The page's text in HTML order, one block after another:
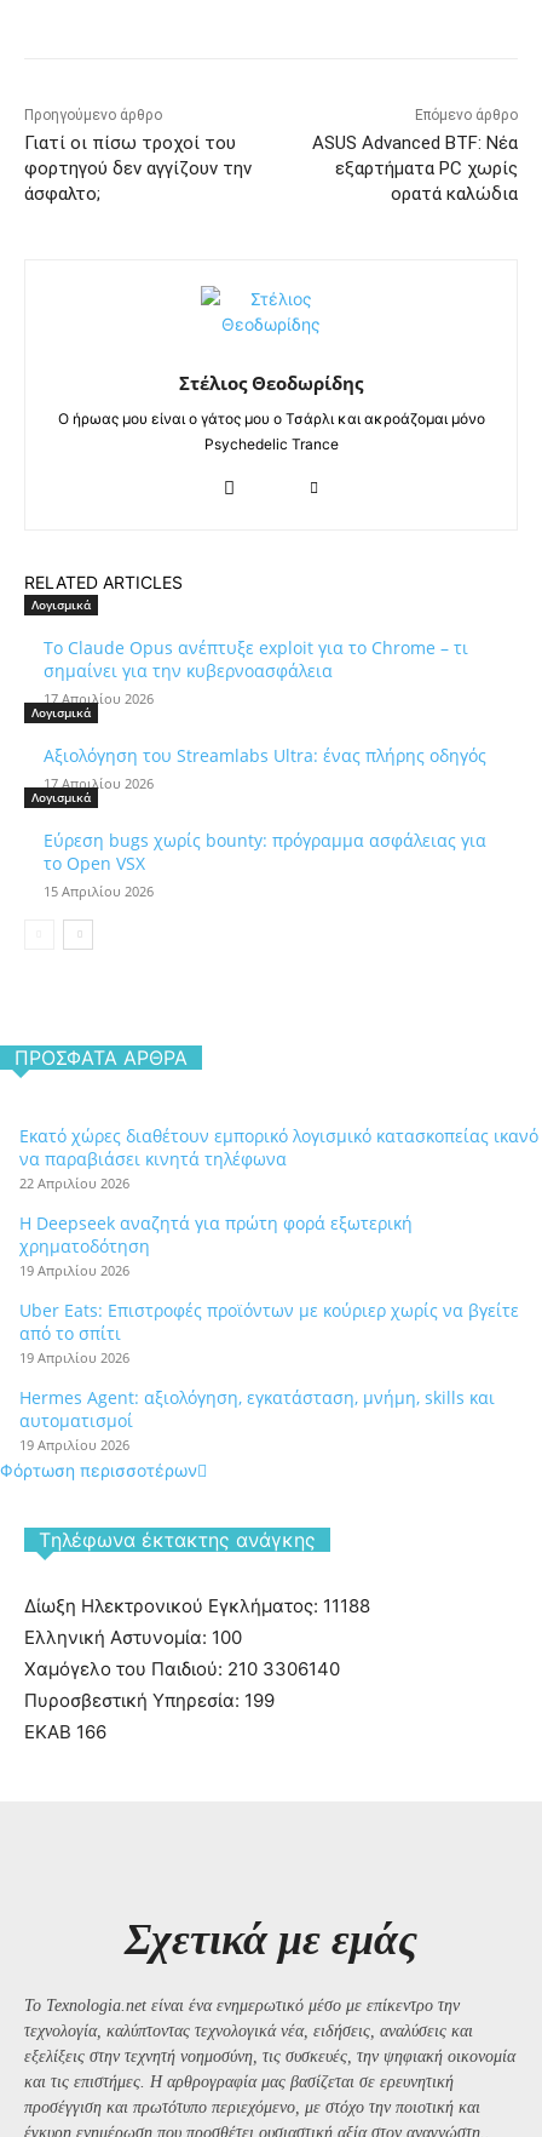
Προηγούμενο άρθρο
Γιατί οι πίσω τροχοί του
φορτηγού δεν αγγίζουν την
άσφαλτο;
Επόμενο άρθρο
ASUS Advanced BTF: Νέα
εξαρτήματα PC χωρίς
ορατά καλώδια
Στέλιος Θεοδωρίδης
Ο ήρωας μου είναι ο γάτος μου ο Τσάρλι και ακροάζομαι μόνο
Psychedelic Trance
RELATED ARTICLES
Λογισμικά
Το Claude Opus ανέπτυξε exploit για το Chrome – τι
σημαίνει για την κυβερνοασφάλεια
17 Απριλίου 2026
Λογισμικά
Αξιολόγηση του Streamlabs Ultra: ένας πλήρης οδηγός
17 Απριλίου 2026
Λογισμικά
Εύρεση bugs χωρίς bounty: πρόγραμμα ασφάλειας για
το Open VSX
15 Απριλίου 2026
ΠΡΌΣΦΑΤΑ ΆΡΘΡΑ
Εκατό χώρες διαθέτουν εμπορικό λογισμικό κατασκοπείας ικανό
να παραβιάσει κινητά τηλέφωνα
22 Απριλίου 2026
Η Deepseek αναζητά για πρώτη φορά εξωτερική
χρηματοδότηση
19 Απριλίου 2026
Uber Eats: Επιστροφές προϊόντων με κούριερ χωρίς να βγείτε
από το σπίτι
19 Απριλίου 2026
Hermes Agent: αξιολόγηση, εγκατάσταση, μνήμη, skills και
αυτοματισμοί
19 Απριλίου 2026
Φόρτωση περισσοτέρων
Tηλέφωνα έκτακτης ανάγκης
Δίωξη Ηλεκτρονικού Εγκλήματος: 11188
Ελληνική Αστυνομία: 100
Χαμόγελο του Παιδιού: 210 3306140
Πυροσβεστική Υπηρεσία: 199
ΕΚΑΒ 166
Σχετικά με εμάς
Το Texnologia.net είναι ένα ενημερωτικό μέσο με επίκεντρο την
τεχνολογία, καλύπτοντας τεχνολογικά νέα, ειδήσεις, αναλύσεις και
εξελίξεις στην τεχνητή νοημοσύνη, τις συσκευές, την ψηφιακή οικονομία
και τις επιστήμες. Η αρθρογραφία μας βασίζεται σε ερευνητική
προσέγγιση και πρωτότυπο περιεχόμενο, με στόχο την ποιοτική και
έγκυρη ενημέρωση που προσθέτει ουσιαστική αξία στον αναγνώστη..